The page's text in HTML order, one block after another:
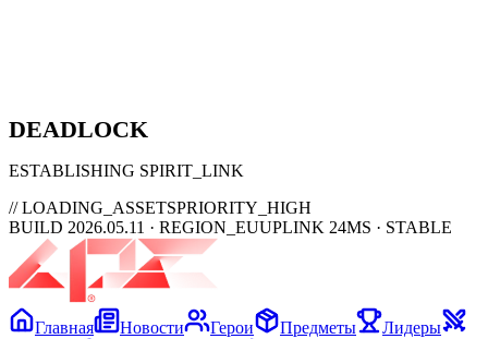
DEADLOCK
ESTABLISHING SPIRIT_LINK
// LOADING_ASSETSPRIORITY_HIGH
BUILD 2026.05.11 · REGION_EUUPLINK 24MS · STABLE
Главная Новости Герои Предметы
Лидеры